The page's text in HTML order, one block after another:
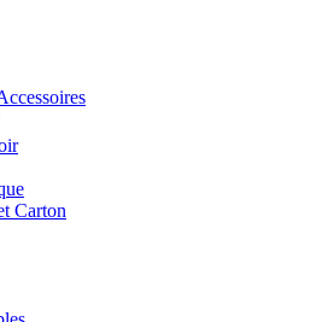
Carton